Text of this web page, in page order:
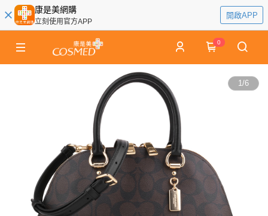
康是美網購
立刻使用官方APP
開啟APP
0
1/6